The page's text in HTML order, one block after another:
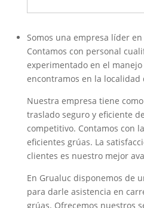
Somos una empresa líder
Contamos con personal
experimentado en el manejo
encontramos en la localidad
Nuestra empresa tiene
traslado seguro y eficiente
competitivo. Contamos con
eficientes grúas. La
clientes es nuestro mejor
En Grualuc disponemos de
para darle asistencia en
grúas. Ofrecemos nuestros